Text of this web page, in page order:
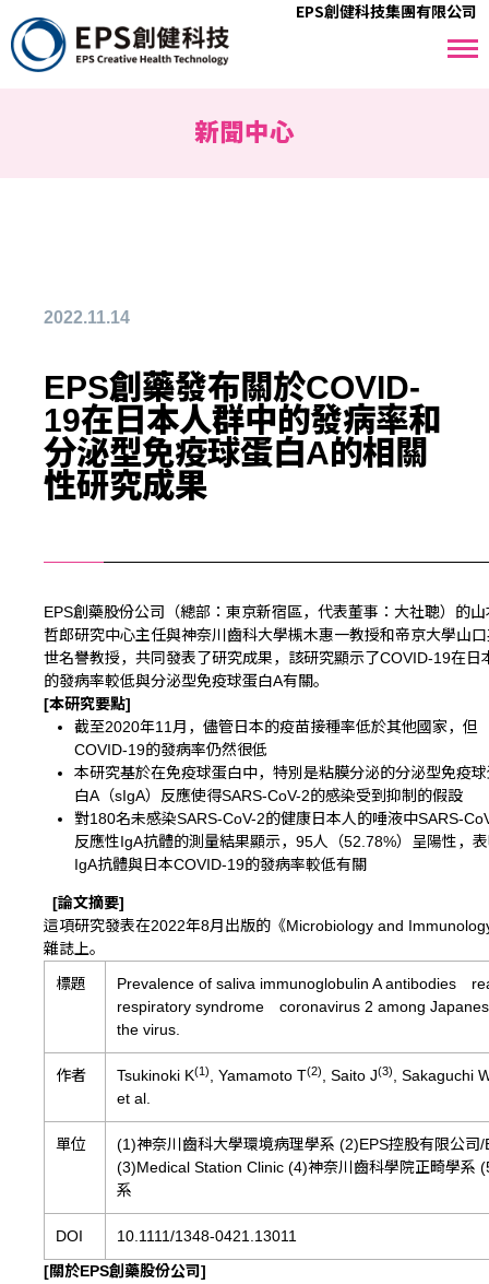
EPS創健科技集團有限公司
新聞中心
2022.11.14
EPS創藥發布關於COVID-
19在日本人群中的發病率和
分泌型免疫球蛋白A的相關
性研究成果
EPS創藥股份公司（總部：東京新宿區，代表董事：大社聰）的山
哲郎研究中心主任與神奈川齒科大學槻木惠一教授和帝京大學山
世名譽教授，共同發表了研究成果，該研究顯示了COVID-19在日
的發病率較低與分泌型免疫球蛋白A有關。
[本研究要點]
截至2020年11月，儘管日本的疫苗接種率低於其他國家，但
COVID-19的發病率仍然很低
本研究基於在免疫球蛋白中，特別是粘膜分泌的分泌型免疫
白A（sIgA）反應使得SARS-CoV-2的感染受到抑制的假設
對180名未感染SARS-CoV-2的健康日本人的唾液中SARS-
反應性IgA抗體的測量結果顯示，95人（52.78%）呈陽性，
IgA抗體與日本COVID-19的發病率較低有關
[論文摘要]
這項研究發表在2022年8月出版的《Microbiology and
雜誌上。
標題
Prevalence of saliva immunoglobulin A antibodies
respiratory syndrome coronavirus 2 among
the virus.
作者 Tsukinoki K(1), Yamamoto T(2), Saito J(3), Sakaguchi
et al.
單位
(1)神奈川齒科大學環境病理學系 (2)EPS控股有限公司/
(3)Medical Station Clinic (4)神奈川齒科學院正畸學系
系
DOI
10.1111/1348-0421.13011
[關於EPS創藥股份公司]